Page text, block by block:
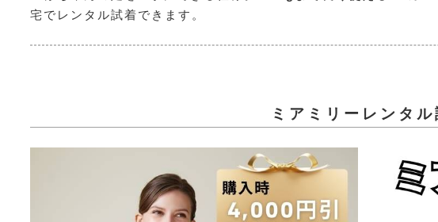
宅でレンタル試着できます。
ミアミリーレンタ